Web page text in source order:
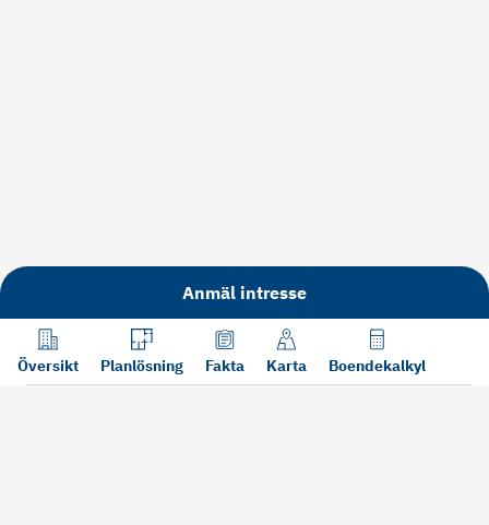
Anmäl intresse
Översikt Planlösning Fakta Karta Boendekalkyl